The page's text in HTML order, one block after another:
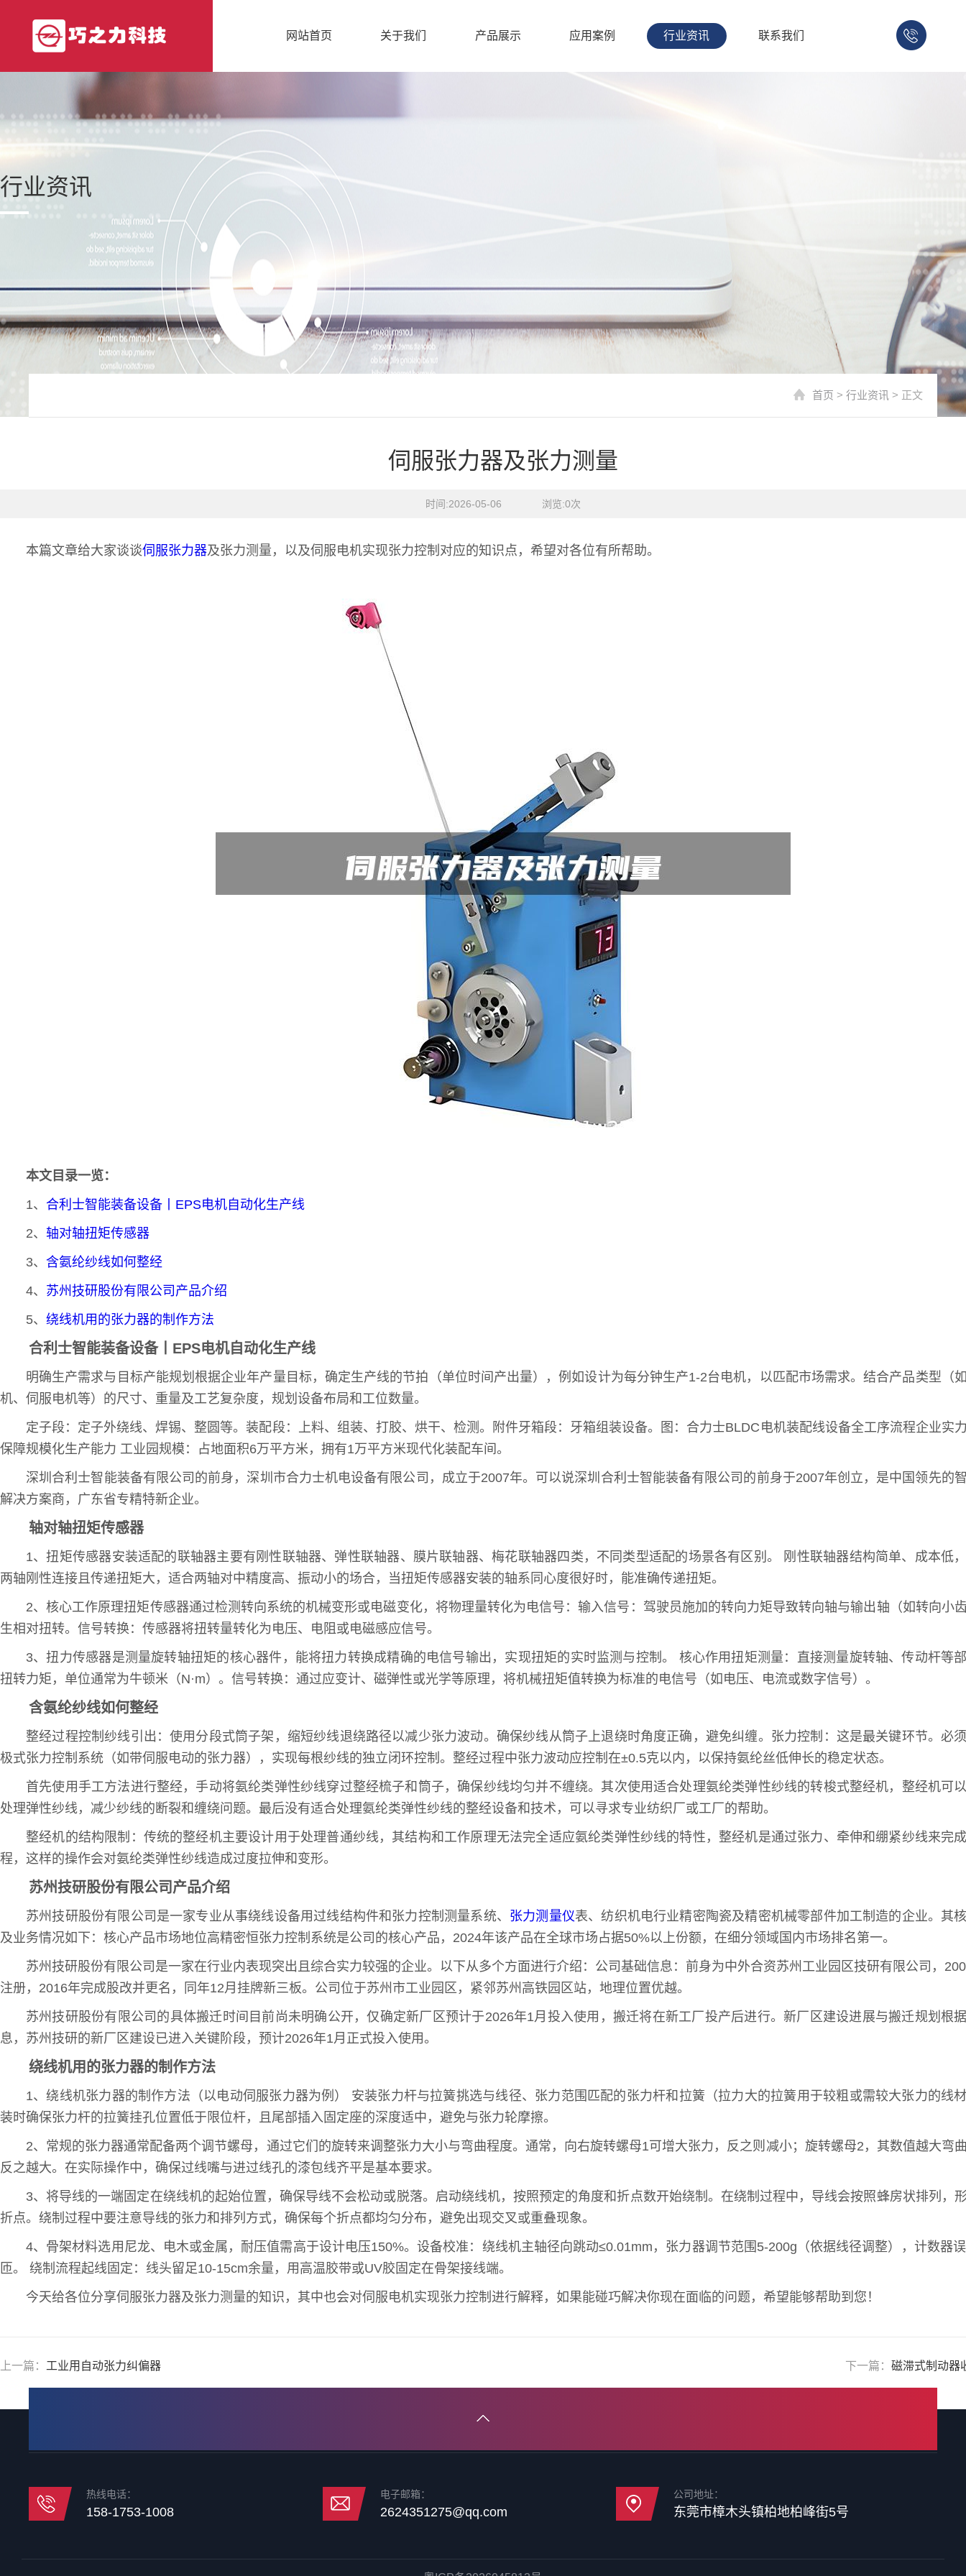
网站首页 关于我们 产品展示 应用案例 行业资讯 联系我们
行业资讯
首页 > 行业资讯 > 正文
伺服张力器及张力测量
时间:2026-05-06    浏览:0次
本篇文章给大家谈谈伺服张力器及张力测量，以及伺服电机实现张力控制对应的知识点，希望对各位有所帮助。
本文目录一览：
1、 合利士智能装备设备丨EPS电机自动化生产线
2、 轴对轴扭矩传感器
3、 含氨纶纱线如何整经
4、 苏州技研股份有限公司产品介绍
5、 绕线机用的张力器的制作方法
合利士智能装备设备丨EPS电机自动化生产线
明确生产需求与目标产能规划根据企业年产量目标，确定生产线的节拍（单位时间产出量），例如设计为每分钟生产1-2台电机，以匹配市场需求。结合产品类型（
机、伺服电机等）的尺寸、重量及工艺复杂度，规划设备布局和工位数量。
定子段：定子外绕线、焊锡、整圆等。装配段：上料、组装、打胶、烘干、检测。附件牙箱段：牙箱组装设备。图：合力士BLDC电机装配线设备全工序流程企业实
保障规模化生产能力 工业园规模：占地面积6万平方米，拥有1万平方米现代化装配车间。
深圳合利士智能装备有限公司的前身，深圳市合力士机电设备有限公司，成立于2007年。可以说深圳合利士智能装备有限公司的前身于2007年创立，是中国领先的
解决方案商，广东省专精特新企业。
轴对轴扭矩传感器
1、扭矩传感器安装适配的联轴器主要有刚性联轴器、弹性联轴器、膜片联轴器、梅花联轴器四类，不同类型适配的场景各有区别。 刚性联轴器结构简单、成本低
两轴刚性连接且传递扭矩大，适合两轴对中精度高、振动小的场合，当扭矩传感器安装的轴系同心度很好时，能准确传递扭矩。
2、核心工作原理扭矩传感器通过检测转向系统的机械变形或电磁变化，将物理量转化为电信号：输入信号：驾驶员施加的转向力矩导致转向轴与输出轴（如转向小
生相对扭转。信号转换：传感器将扭转量转化为电压、电阻或电磁感应信号。
3、扭力传感器是测量旋转轴扭矩的核心器件，能将扭力转换成精确的电信号输出，实现扭矩的实时监测与控制。 核心作用扭矩测量：直接测量旋转轴、传动杆等
扭转力矩，单位通常为牛顿米（N·m）。信号转换：通过应变计、磁弹性或光学等原理，将机械扭矩值转换为标准的电信号（如电压、电流或数字信号）。
含氨纶纱线如何整经
整经过程控制纱线引出：使用分段式筒子架，缩短纱线退绕路径以减少张力波动。确保纱线从筒子上退绕时角度正确，避免纠缠。张力控制：这是最关键环节。必
极式张力控制系统（如带伺服电动的张力器），实现每根纱线的独立闭环控制。整经过程中张力波动应控制在±0.5克以内，以保持氨纶丝低伸长的稳定状态。
首先使用手工方法进行整经，手动将氨纶类弹性纱线穿过整经梳子和筒子，确保纱线均匀并不缠绕。其次使用适合处理氨纶类弹性纱线的转梭式整经机，整经机可
处理弹性纱线，减少纱线的断裂和缠绕问题。最后没有适合处理氨纶类弹性纱线的整经设备和技术，可以寻求专业纺织厂或工厂的帮助。
整经机的结构限制：传统的整经机主要设计用于处理普通纱线，其结构和工作原理无法完全适应氨纶类弹性纱线的特性，整经机是通过张力、牵伸和绷紧纱线来完
程，这样的操作会对氨纶类弹性纱线造成过度拉伸和变形。
苏州技研股份有限公司产品介绍
苏州技研股份有限公司是一家专业从事绕线设备用过线结构件和张力控制测量系统、 张力测量仪表、纺织机电行业精密陶瓷及精密机械零部件加工制造的企业。其
及业务情况如下：核心产品市场地位高精密恒张力控制系统是公司的核心产品，2024年该产品在全球市场占据50%以上份额，在细分领域国内市场排名第一。
苏州技研股份有限公司是一家在行业内表现突出且综合实力较强的企业。以下从多个方面进行介绍：公司基础信息：前身为中外合资苏州工业园区技研有限公司，
注册，2016年完成股改并更名，同年12月挂牌新三板。公司位于苏州市工业园区，紧邻苏州高铁园区站，地理位置优越。
苏州技研股份有限公司的具体搬迁时间目前尚未明确公开，仅确定新厂区预计于2026年1月投入使用，搬迁将在新工厂投产后进行。新厂区建设进展与搬迁规划根
息，苏州技研的新厂区建设已进入关键阶段，预计2026年1月正式投入使用。
绕线机用的张力器的制作方法
1、绕线机张力器的制作方法（以电动伺服张力器为例） 安装张力杆与拉簧挑选与线径、张力范围匹配的张力杆和拉簧（拉力大的拉簧用于较粗或需较大张力的线
装时确保张力杆的拉簧挂孔位置低于限位杆，且尾部插入固定座的深度适中，避免与张力轮摩擦。
2、常规的张力器通常配备两个调节螺母，通过它们的旋转来调整张力大小与弯曲程度。通常，向右旋转螺母1可增大张力，反之则减小；旋转螺母2，其数值越大弯
反之越大。在实际操作中，确保过线嘴与进过线孔的漆包线齐平是基本要求。
3、将导线的一端固定在绕线机的起始位置，确保导线不会松动或脱落。启动绕线机，按照预定的角度和折点数开始绕制。在绕制过程中，导线会按照蜂房状排列，
折点。绕制过程中要注意导线的张力和排列方式，确保每个折点都均匀分布，避免出现交叉或重叠现象。
4、骨架材料选用尼龙、电木或金属，耐压值需高于设计电压150%。设备校准：绕线机主轴径向跳动≤0.01mm，张力器调节范围5-200g（依据线径调整），计数器
匝。 绕制流程起线固定：线头留足10-15cm余量，用高温胶带或UV胶固定在骨架接线端。
今天给各位分享伺服张力器及张力测量的知识，其中也会对伺服电机实现张力控制进行解释，如果能碰巧解决你现在面临的问题，希望能够帮助到您！
上一篇： 工业用自动张力纠偏器 下一篇： 磁滞式制动器
热线电话：
158-1753-1008
电子邮箱：
2624351275@qq.com
公司地址：
东莞市樟木头镇柏地柏峰街5号